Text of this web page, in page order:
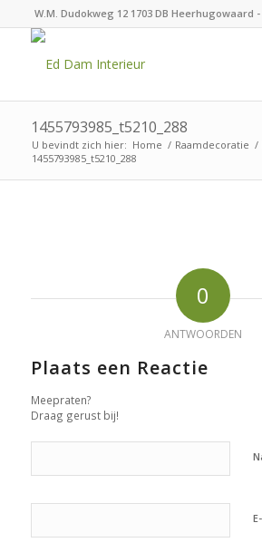
W.M. Dudokweg 12 1703 DB Heerhugowaard -
1455793985_t5210_288
U bevindt zich hier: Home / Raamdecoratie /
1455793985_t5210_288
0
ANTWOORDEN
Plaats een Reactie
Meepraten?
Draag gerust bij!